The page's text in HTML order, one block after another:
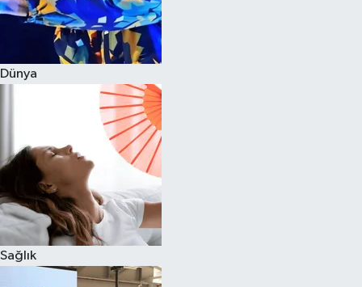
Dünya
Sağlık